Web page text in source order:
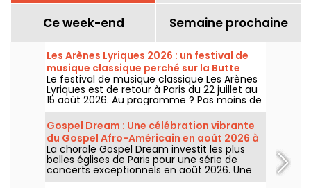
Ce week-end Semaine prochaine
Les Arènes Lyriques 2026 : un festival de
musique classique perché sur la Butte
Montmartre
Le festival de musique classique Les Arènes
Lyriques est de retour à Paris du 22 juillet au
15 août 2026. Au programme ? Pas moins de
16 concerts donnés au sein des Arènes de
Montmartre, un cadre idyllique pour écouter
les grands classiques.
Gospel Dream : Une célébration vibrante
du Gospel Afro-Américain en août 2026 à
Paris
La chorale Gospel Dream investit les plus
belles églises de Paris pour une série de
concerts exceptionnels en août 2026. Une
expérience musicale unique qui célèbre